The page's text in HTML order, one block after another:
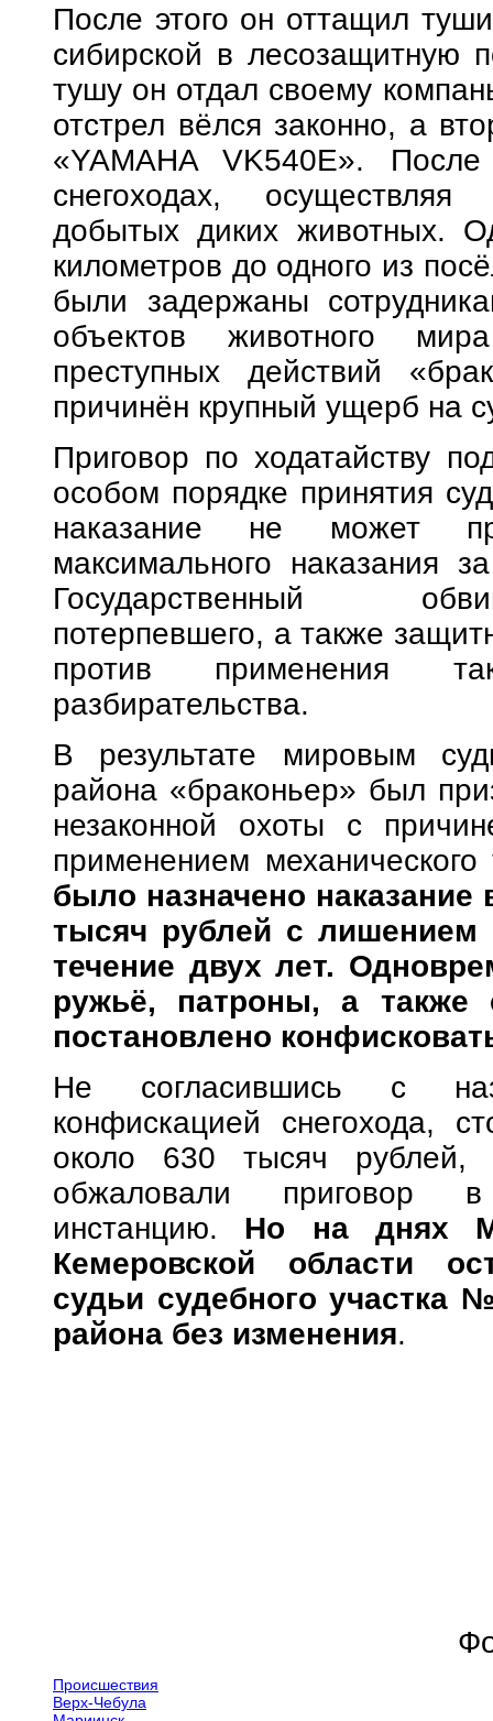
После этого он оттащил
сибирской в лесозащитную
тушу он отдал своему
отстрел вёлся законно, а
«YAMAHA VK540E».
снегоходах, осуществляя
добытых диких животных.
километров до одного из
были задержаны
объектов животного
преступных действий
причинён крупный ущерб на
Приговор по ходатайству
особом порядке принятия
наказание не может
максимального наказания
Государственный
потерпевшего, а также
против применения
разбирательства.
В результате мировым
района «браконьер» был
незаконной охоты с
применением
было назначено
тысяч рублей с лишением
течение двух лет.
ружьё, патроны, а также
постановлено
Не согласившись с
конфискацией снегохода,
около 630 тысяч рублей,
обжаловали приговор
инстанцию. Но на днях
Кемеровской области
судьи судебного участка
района без изменения.
Происшествия
Верх-Чебула